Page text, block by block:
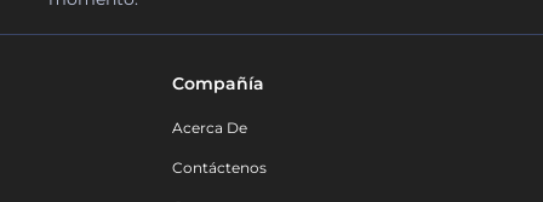
Compañía
Acerca De
Contáctenos